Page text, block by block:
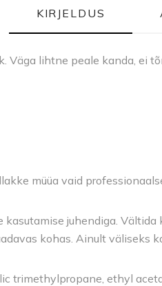
KIRJELDUS
lihtne peale kanda, ei
müüa vaid
juhendiga.
kohas. Ainult väliseks
trimethylpropane, ethyl